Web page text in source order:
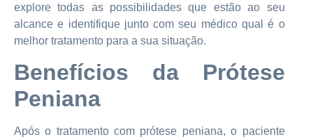
explore todas as possibilidades que estão ao seu
alcance e identifique junto com seu médico qual é o
melhor tratamento para a sua situação.
Benefícios da Prótese
Peniana
Após o tratamento com prótese peniana, o paciente